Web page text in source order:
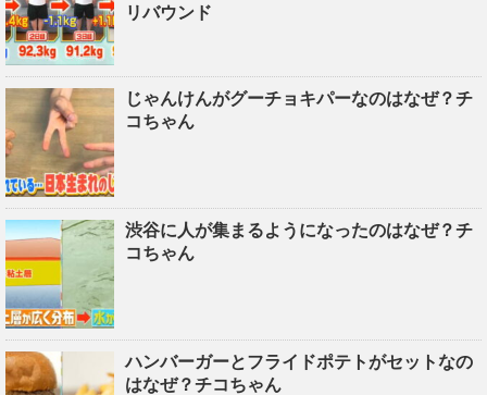
リバウンド
じゃんけんがグーチョキパーなのはなぜ？チ
コちゃん
渋谷に人が集まるようになったのはなぜ？チ
コちゃん
ハンバーガーとフライドポテトがセットなの
はなぜ？チコちゃん